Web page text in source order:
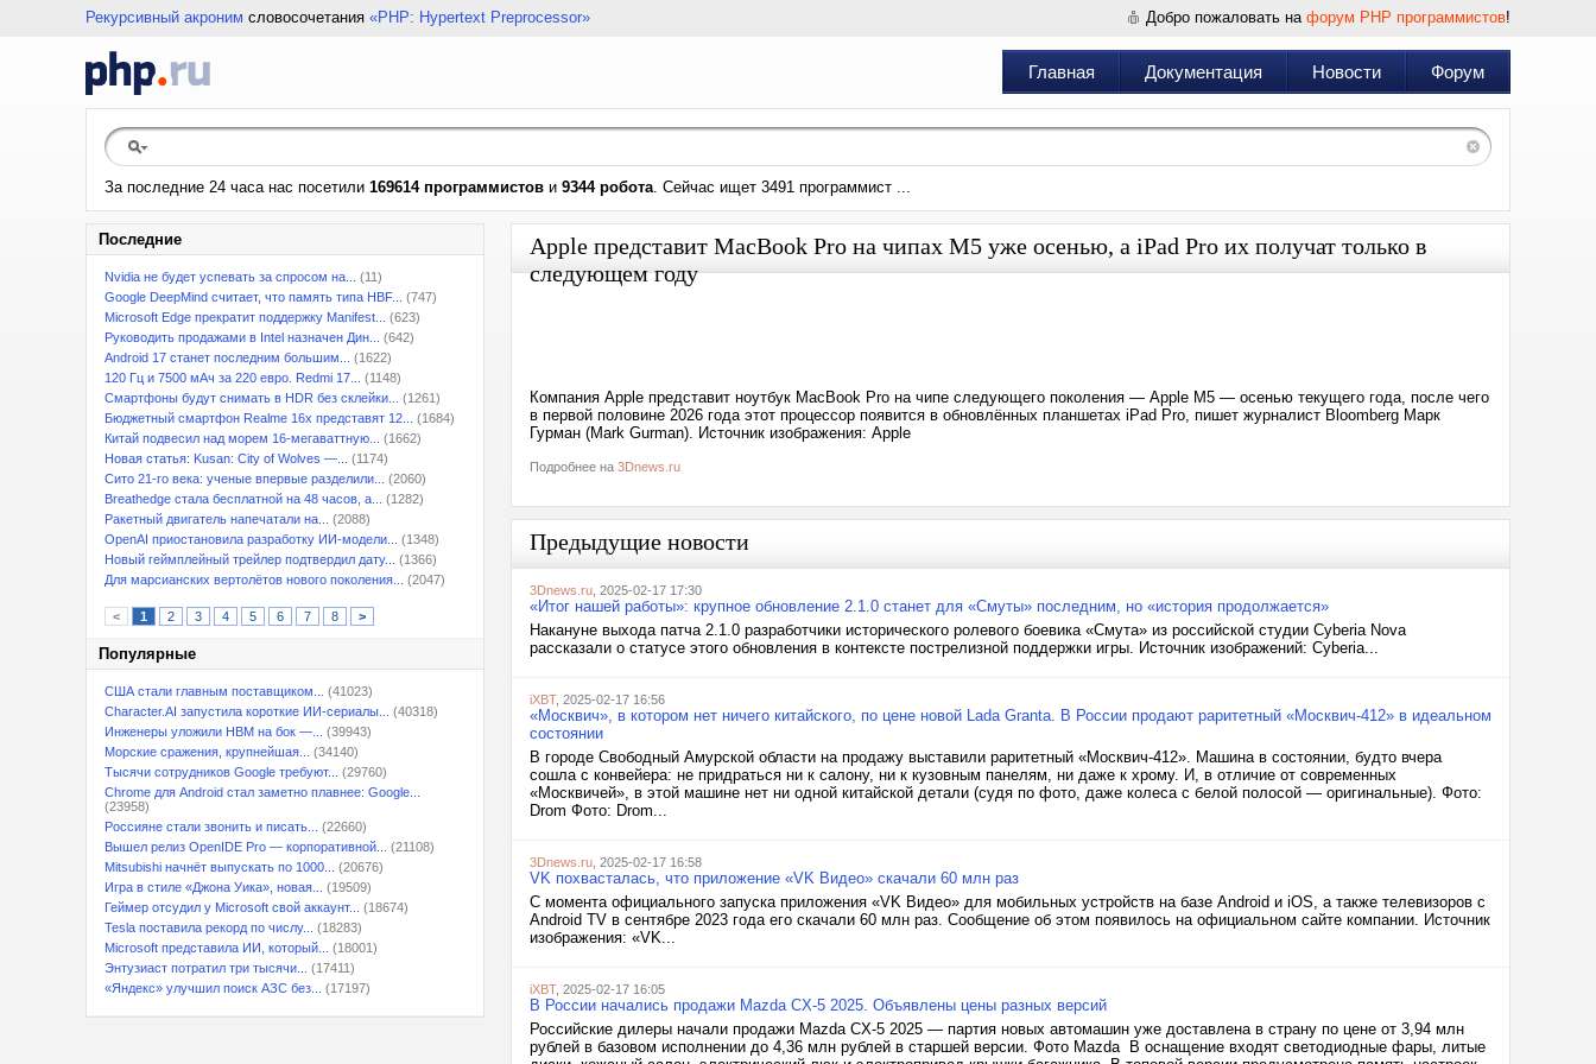
Рекурсивный акроним словосочетания «PHP: Hypertext Preprocessor» Добро пожаловать на форум PHP программистов!
Главная Документация Новости Форум
За последние 24 часа нас посетили 169614 программистов и 9344 робота. Сейчас ищет 3491 программист ...
Последние
Nvidia не будет успевать за спросом на...
(11)
Google DeepMind считает, что память типа HBF...
(747)
Microsoft Edge прекратит поддержку Manifest...
(623)
Руководить продажами в Intel назначен Дин...
(642)
Android 17 станет последним большим...
(1622)
120 Гц и 7500 мАч за 220 евро. Redmi 17...
(1148)
Смартфоны будут снимать в HDR без склейки...
(1261)
Бюджетный смартфон Realme 16x представят 12...
(1684)
Китай подвесил над морем 16-мегаваттную...
(1662)
Новая статья: Kusan: City of Wolves —...
(1174)
Сито 21-го века: ученые впервые разделили...
(2060)
Breathedge стала бесплатной на 48 часов, а...
(1282)
Ракетный двигатель напечатали на...
(2088)
OpenAI приостановила разработку ИИ-модели...
(1348)
Новый геймплейный трейлер подтвердил дату...
(1366)
Для марсианских вертолётов нового поколения...
(2047)
< 1 2 3 4 5 6 7 8 >
Популярные
США стали главным поставщиком...
(41023)
Character.AI запустила короткие ИИ-сериалы...
(40318)
Инженеры уложили HBM на бок —...
(39943)
Морские сражения, крупнейшая...
(34140)
Тысячи сотрудников Google требуют...
(29760)
Chrome для Android стал заметно плавнее: Google...
(23958)
Россияне стали звонить и писать...
(22660)
Вышел релиз OpenIDE Pro — корпоративной...
(21108)
Mitsubishi начнёт выпускать по 1000...
(20676)
Игра в стиле «Джона Уика», новая...
(19509)
Геймер отсудил у Microsoft свой аккаунт...
(18674)
Tesla поставила рекорд по числу...
(18283)
Microsoft представила ИИ, который...
(18001)
Энтузиаст потратил три тысячи...
(17411)
«Яндекс» улучшил поиск АЗС без...
(17197)
Apple представит MacBook Pro на чипах M5 уже осенью, а iPad Pro их получат только в
следующем году
Компания Apple представит ноутбук MacBook Pro на чипе следующего поколения — Apple M5 — осенью текущего года, после чего
в первой половине 2026 года этот процессор появится в обновлённых планшетах iPad Pro, пишет журналист Bloomberg Марк
Гурман (Mark Gurman). Источник изображения: Apple
Подробнее на 3Dnews.ru
Предыдущие новости
3Dnews.ru , 2025-02-17 17:30
«Итог нашей работы»: крупное обновление 2.1.0 станет для «Смуты» последним, но «история продолжается»
Накануне выхода патча 2.1.0 разработчики исторического ролевого боевика «Смута» из российской студии Cyberia Nova
рассказали о статусе этого обновления в контексте пострелизной поддержки игры. Источник изображений: Cyberia...
iXBT, 2025-02-17 16:56
«Москвич», в котором нет ничего китайского, по цене новой Lada Granta. В России продают раритетный «Москвич-412» в идеальном
состоянии
В городе Свободный Амурской области на продажу выставили раритетный «Москвич-412». Машина в состоянии, будто вчера
сошла с конвейера: не придраться ни к салону, ни к кузовным панелям, ни даже к хрому. И, в отличие от современных
«Москвичей», в этой машине нет ни одной китайской детали (судя по фото, даже колеса с белой полосой — оригинальные). Фото:
Drom Фото: Drom...
3Dnews.ru , 2025-02-17 16:58
VK похвасталась, что приложение «VK Видео» скачали 60 млн раз
С момента официального запуска приложения «VK Видео» для мобильных устройств на базе Android и iOS, а также телевизоров с
Android TV в сентябре 2023 года его скачали 60 млн раз. Сообщение об этом появилось на официальном сайте компании. Источник
изображения: «VK...
iXBT, 2025-02-17 16:05
В России начались продажи Mazda CX-5 2025. Объявлены цены разных версий
Российские дилеры начали продажи Mazda CX-5 2025 — партия новых автомашин уже доставлена в страну по цене от 3,94 млн
рублей в базовом исполнении до 4,36 млн рублей в старшей версии. Фото Mazda В оснащение входят светодиодные фары, литые